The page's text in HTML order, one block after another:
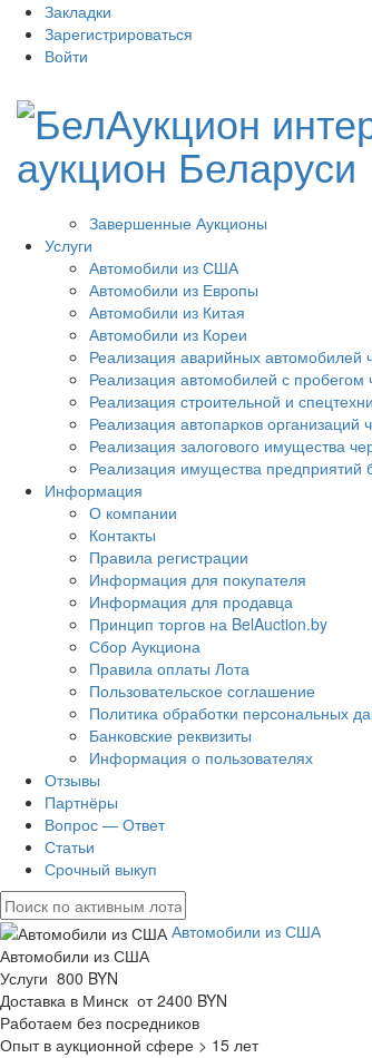
Закладки
Зарегистрироваться
Войти
Завершенные Аукционы
Услуги
Автомобили из США
Автомобили из Европы
Автомобили из Китая
Автомобили из Кореи
Реализация аварийных автомобилей
Реализация автомобилей с пробегом
Реализация строительной и
Реализация автопарков организаций
Реализация залогового имущества
Реализация имущества предприятий
Информация
О компании
Контакты
Правила регистрации
Информация для покупателя
Информация для продавца
Принцип торгов на BelAuction.by
Сбор Аукциона
Правила оплаты Лота
Пользовательское соглашение
Политика обработки персональных
Банковские реквизиты
Информация о пользователях
Отзывы
Партнёры
Вопрос — Ответ
Статьи
Срочный выкуп
Автомобили из США
Автомобили из США
Услуги 800 BYN
Доставка в Минск от 2400 BYN
Работаем без посредников
Опыт в аукционной сфере > 15 лет